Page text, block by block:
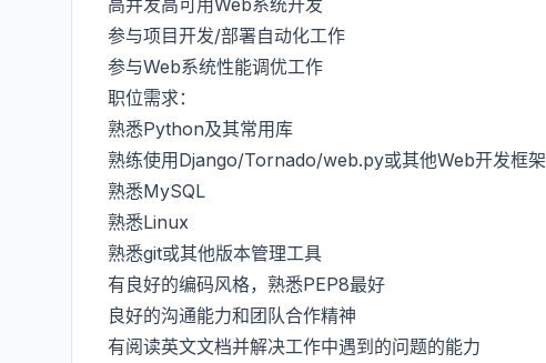
高并发高可用Web系统开发
参与项目开发/部署自动化工作
参与Web系统性能调优工作
职位需求：
熟悉Python及其常用库
熟练使用Django/Tornado/web.py或其他Web开发框架
熟悉MySQL
熟悉Linux
熟悉git或其他版本管理工具
有良好的编码风格，熟悉PEP8最好
良好的沟通能力和团队合作精神
有阅读英文文档并解决工作中遇到的问题的能力